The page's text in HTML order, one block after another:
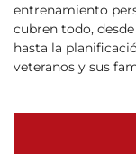
entrenamiento
cubren todo,
hasta la
veteranos y sus